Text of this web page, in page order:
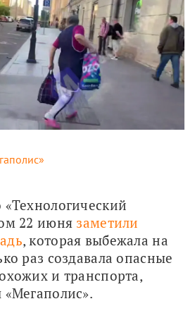
22 июня заметили
, которая выбежала на
раз создавалa опасные
и транспорта,